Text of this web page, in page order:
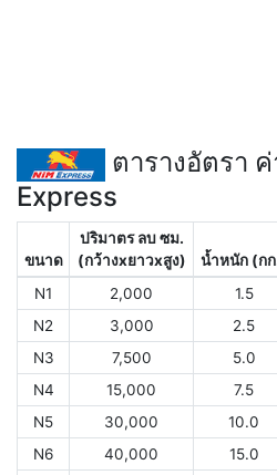
ตารางอัตรา
Express
ขนาด
ปริมาตร ลบ ซม.
(กว้างxยาวxสูง)
น้ำหนัก (ก
N1
2,000 1.5
N2
3,000 2.5
N3
7,500 5.0
N4
15,000 7.5
N5
30,000 10.0
N6
40,000 15.0